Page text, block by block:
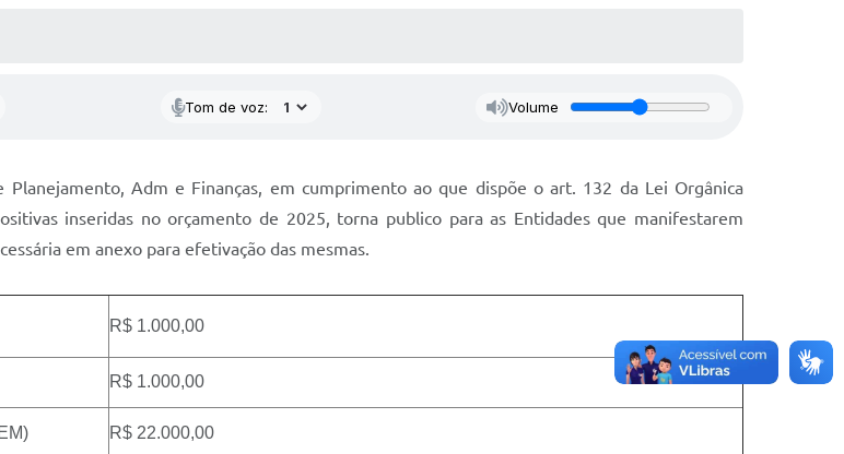
Tom de voz: Volume
Adm e Finanças, em cumprimento ao que dispõe o art. 132 da Lei Orgânica
inseridas no orçamento de 2025, torna publico para as Entidades que manifestarem
em anexo para efetivação das mesmas.
R$ 1.000,00
R$ 1.000,00
R$ 22.000,00